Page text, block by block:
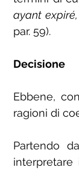
ayant
par. 59).
Decisione
Ebbene,
ragioni di
Partendo